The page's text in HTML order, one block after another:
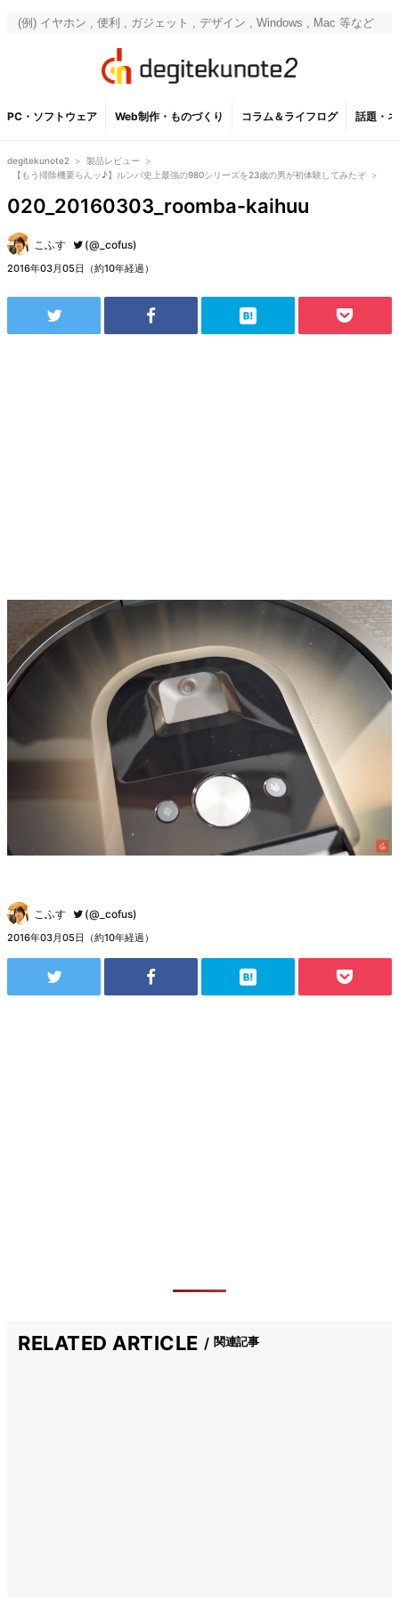
PC・ソフトウェア Web制作・ものづくり コラム＆ライフログ 話題・
degitekunote2 > 製品レビュー
>
【もう掃除機要らんッ♪】ルンバ史上最強の980シリーズを23歳の男が初体験してみたぞ >
020_20160303_roomba-kaihuu
こふす (@_cofus)
2016年03月05日（約10年経過）
こふす (@_cofus)
2016年03月05日（約10年経過）
RELATED ARTICLE 関連記事